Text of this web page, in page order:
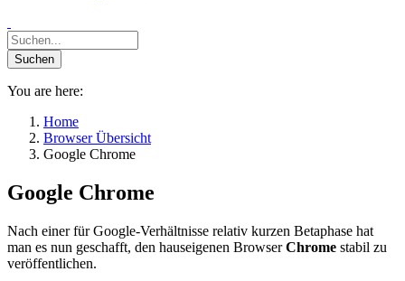
You are here:
Home
Browser Übersicht
Google Chrome
Google Chrome
Nach einer für Google-Verhältnisse relativ kurzen Betaphase hat
man es nun geschafft, den hauseigenen BrowserChrome stabil zu
veröffentlichen.